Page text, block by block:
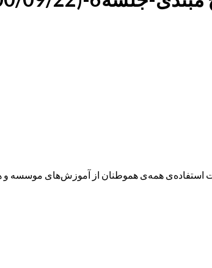
همه‌ی هموطنان از آموزش‌های موسسه و